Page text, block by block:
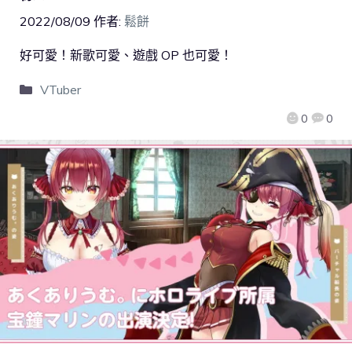
2022/08/09 作者: 鬆餅
0 0
好可愛！新歌可愛、遊戲 OP 也可愛！
VTuber